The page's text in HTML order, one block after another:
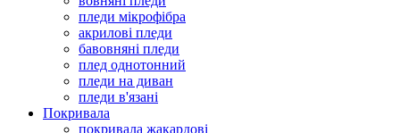
пледи мікрофібра
акрилові пледи
бавовняні пледи
плед однотонний
пледи на диван
пледи в'язані
Покривала
покривала жакардові